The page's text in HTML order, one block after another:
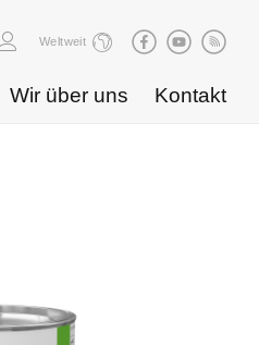
Weltweit
Wir über uns Kontakt